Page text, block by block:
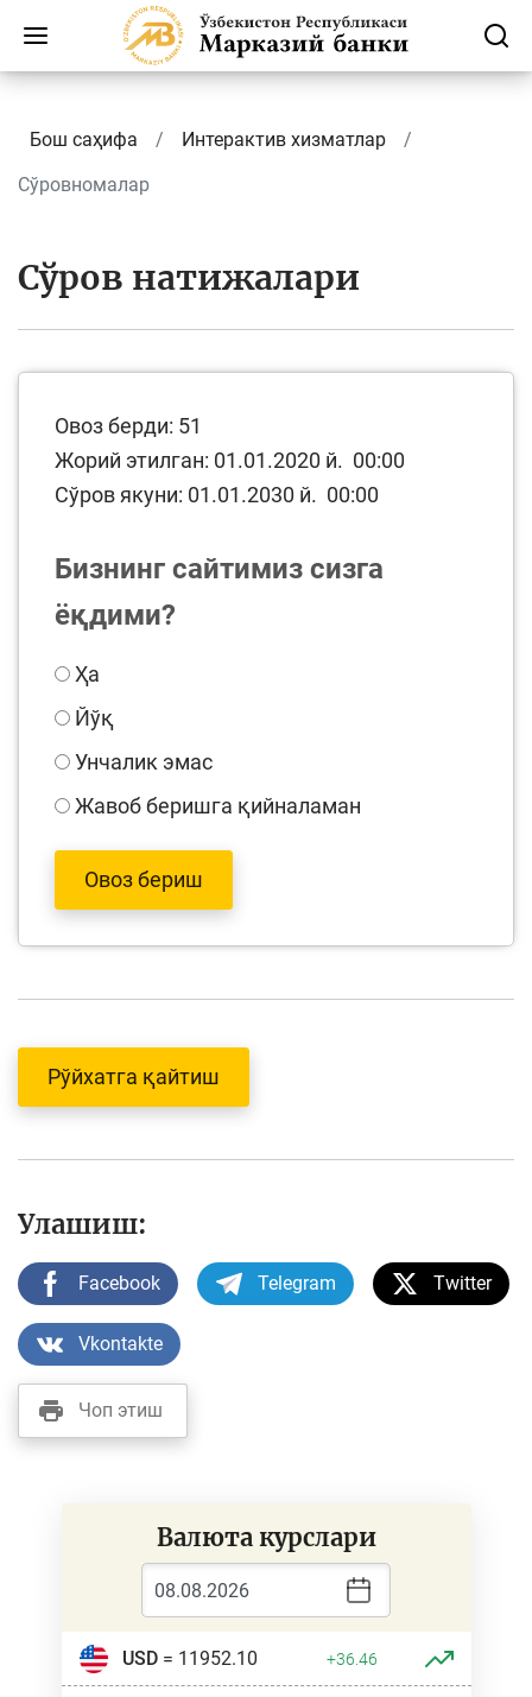
Бош саҳифа
Интерактив хизматлар
Сўровномалар
Сўров натижалари
Овоз берди: 51
Жорий этилган: 01.01.2020 й. 00:00
Сўров якуни: 01.01.2030 й. 00:00
Бизнинг сайтимиз сизга
ёқдими?
Ҳа
Йўқ
Унчалик эмас
Жавоб беришга қийналаман
Рўйхатга қайтиш
Улашиш:
Facebook Telegram Twitter
Vkontakte
Чоп этиш
Валюта курслари
USD= 11952.10 +36.46